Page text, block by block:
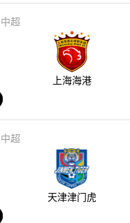
中超
上海海港
中超
天津津门虎